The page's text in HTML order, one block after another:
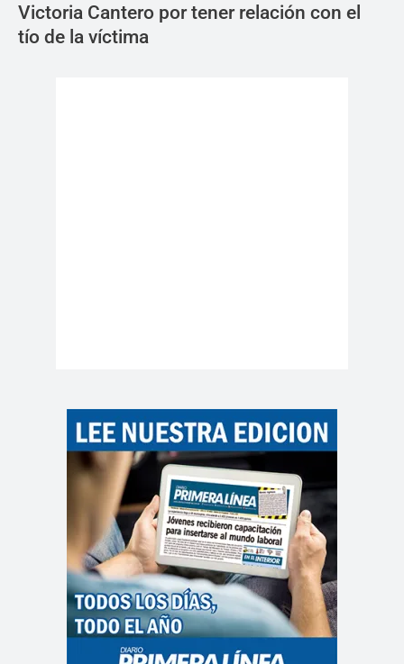
Victoria Cantero por tener relación con el
tío de la víctima